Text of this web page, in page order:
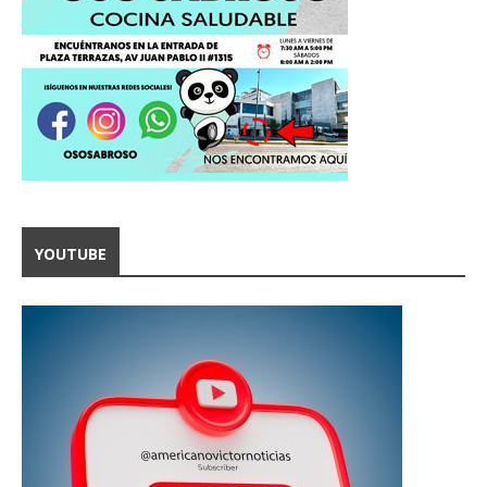
YOUTUBE